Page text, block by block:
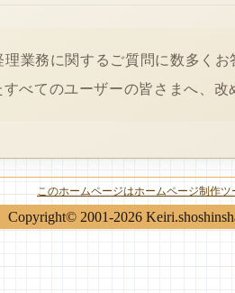
理業務に関するご質問に数多く
すべてのユーザーの皆さまへ、改
このホームページはホームページ制作
Copyright© 2001-2026